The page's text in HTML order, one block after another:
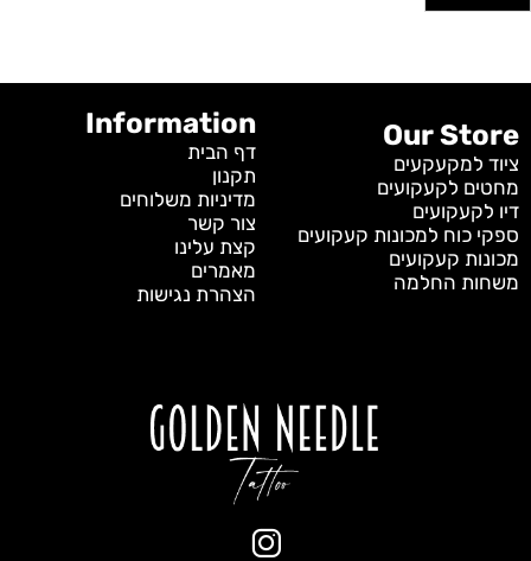
Our Store
ציוד למקעקעים
מחטים לקעקועים
דיו לקעקועים
ספקי כוח למכונות קעקועים
מכונות קעקועים
משחות החלמה
Information
דף הבית
תקנון
מדיניות משלוחים
צור קשר
קצת עלינו
מאמרים
הצהרת נגישות